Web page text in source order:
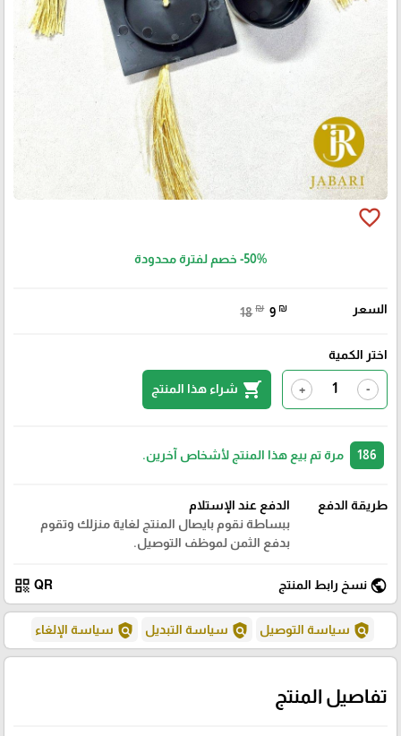
favorite_border
-50% خصم لفترة محدودة
السعر 18 ₪ 9 ₪
اختر الكمية
-
+
shopping_cart شراء هذا المنتج
مرة تم بيع هذا المنتج لأشخاص آخرين.
طريقة الدفع
الدفع عند الإستلام
ببساطة نقوم بايصال المنتج لغاية منزلك وتقوم
بدفع الثمن لموظف التوصيل.
public نسخ رابط المنتج QR
qr_code
policy سياسة التوصيل policy سياسة التبديل policy سياسة الإلغاء
تفاصيل المنتج